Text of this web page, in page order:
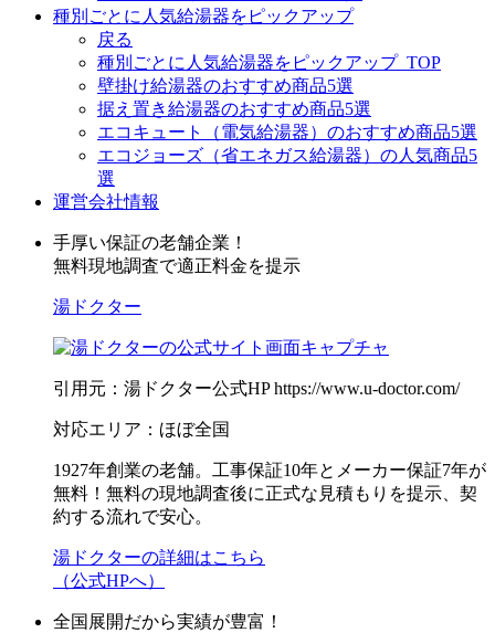
種別ごとに人気給湯器をピックアップ
戻る
種別ごとに人気給湯器をピックアップ_TOP
壁掛け給湯器のおすすめ商品5選
据え置き給湯器のおすすめ商品5選
エコキュート（電気給湯器）のおすすめ商品5選
エコジョーズ（省エネガス給湯器）の人気商品5
選
運営会社情報
手厚い保証の老舗企業！
無料現地調査で適正料金を提示
湯ドクター
引用元：湯ドクター公式HP https://www.u-doctor.com/
対応エリア：ほぼ全国
1927年創業の老舗。工事保証10年とメーカー保証7年が
無料！無料の現地調査後に正式な見積もりを提示、契
約する流れで安心。
湯ドクターの詳細はこちら
（公式HPへ）
全国展開だから実績が豊富！